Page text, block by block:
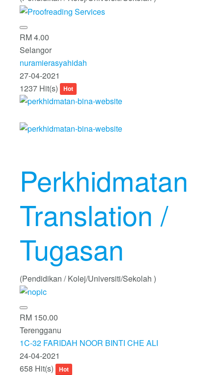
RM 4.00
Selangor
nuramierasyahidah
27-04-2021
1237 Hit(s)
Hot
Perkhidmatan
Translation /
Tugasan
(Pendidikan / Kolej/Universiti/Sekolah )
RM 150.00
Terengganu
1C-32 FARIDAH NOOR BINTI CHE ALI
24-04-2021
658 Hit(s)
Hot